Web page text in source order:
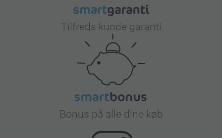
Tilfreds kunde garanti
Bonus på alle dine køb